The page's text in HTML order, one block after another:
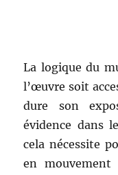
La logique du
l’œuvre soit
dure son
évidence dans
cela nécessite
en